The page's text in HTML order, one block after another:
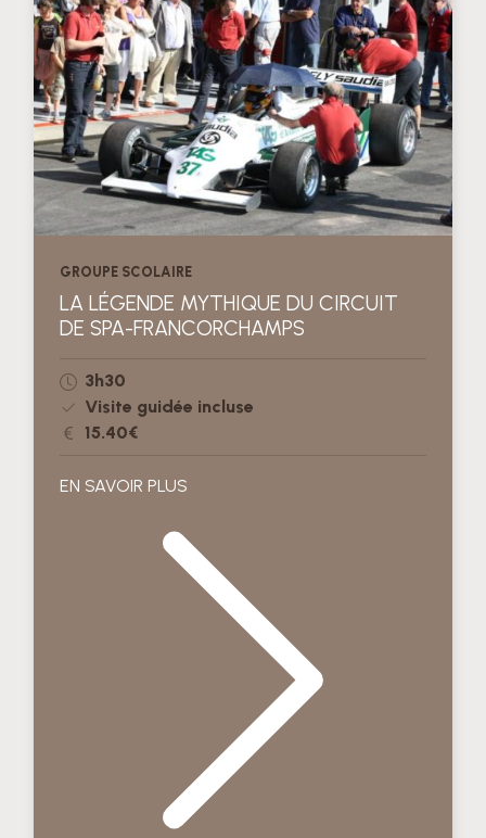
GROUPE SCOLAIRE
LA LÉGENDE MYTHIQUE DU CIRCUIT
DE SPA-FRANCORCHAMPS
3h30
Visite guidée incluse
15.40€
EN SAVOIR PLUS